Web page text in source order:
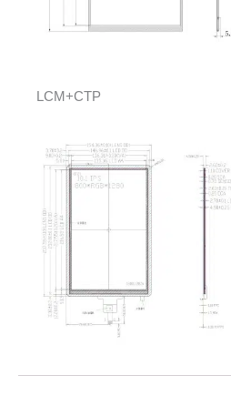
LCM+CTP